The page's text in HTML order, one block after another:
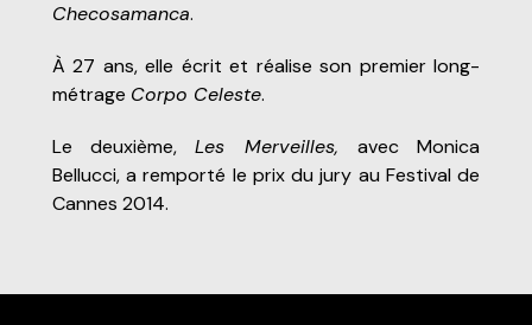
Checosamanca.
À 27 ans, elle écrit et réalise son premier long-
métrage Corpo Celeste.
Le deuxième,Les Merveilles, avec Monica
Bellucci, a remporté le prix du jury au Festival de
Cannes 2014.